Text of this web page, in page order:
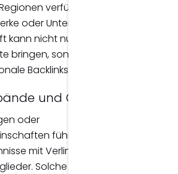
verfügen über
oder Unternehmerplattformen.
kann nicht nur neue
bringen, sondern auch
Backlinks liefern.
und Organisationen
oder
führen häufig
mit Verlinkungen auf die
Solche Backlinks gelten als